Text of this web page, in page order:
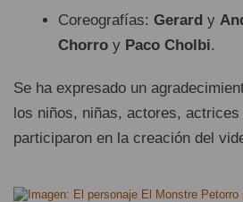
Coreografías: Gerard y
Chorro y Paco Cholbi.
Se ha expresado un
los niños, niñas, actores,
participaron en la creación del